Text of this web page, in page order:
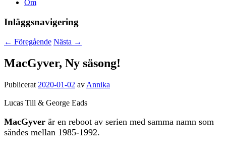
Om
Inläggsnavigering
← Föregående Nästa →
MacGyver, Ny säsong!
Publicerat 2020-01-02 av Annika
Lucas Till & George Eads
MacGyver är en reboot av serien med samma namn som
sändes mellan 1985-1992.